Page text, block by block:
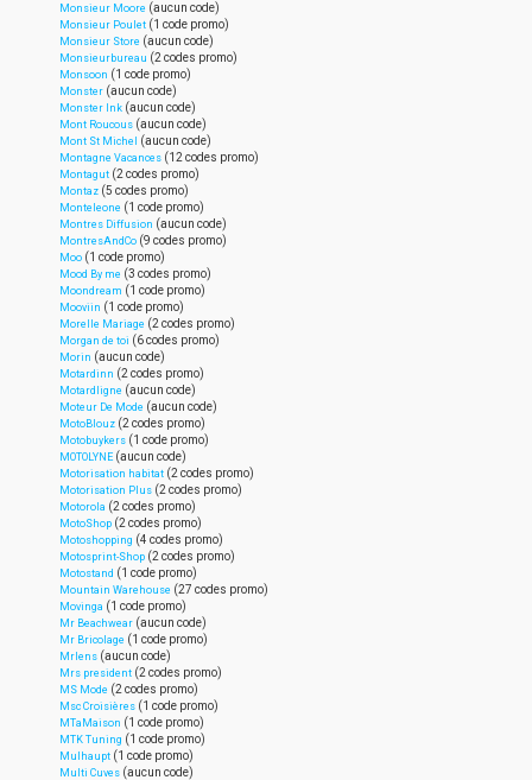
Monsieur Moore (aucun code)
Monsieur Poulet (1 code promo)
Monsieur Store (aucun code)
Monsieurbureau (2 codes promo)
Monsoon (1 code promo)
Monster (aucun code)
Monster Ink (aucun code)
Mont Roucous (aucun code)
Mont St Michel (aucun code)
Montagne Vacances (12 codes promo)
Montagut (2 codes promo)
Montaz (5 codes promo)
Monteleone (1 code promo)
Montres Diffusion (aucun code)
MontresAndCo (9 codes promo)
Moo (1 code promo)
Mood By me (3 codes promo)
Moondream (1 code promo)
Mooviin (1 code promo)
Morelle Mariage (2 codes promo)
Morgan de toi (6 codes promo)
Morin (aucun code)
Motardinn (2 codes promo)
Motardligne (aucun code)
Moteur De Mode (aucun code)
MotoBlouz (2 codes promo)
Motobuykers (1 code promo)
MOTOLYNE (aucun code)
Motorisation habitat (2 codes promo)
Motorisation Plus (2 codes promo)
Motorola (2 codes promo)
MotoShop (2 codes promo)
Motoshopping (4 codes promo)
Motosprint-Shop (2 codes promo)
Motostand (1 code promo)
Mountain Warehouse (27 codes promo)
Movinga (1 code promo)
Mr Beachwear (aucun code)
Mr Bricolage (1 code promo)
Mrlens (aucun code)
Mrs president (2 codes promo)
MS Mode (2 codes promo)
Msc Croisières (1 code promo)
MTaMaison (1 code promo)
MTK Tuning (1 code promo)
Mulhaupt (1 code promo)
Multi Cuves (aucun code)